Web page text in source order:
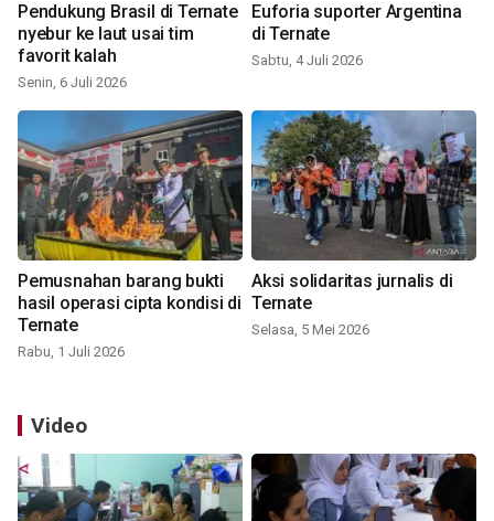
Pendukung Brasil di Ternate
nyebur ke laut usai tim
favorit kalah
Senin, 6 Juli 2026
Euforia suporter Argentina
di Ternate
Sabtu, 4 Juli 2026
Pemusnahan barang bukti
hasil operasi cipta kondisi di
Ternate
Rabu, 1 Juli 2026
Aksi solidaritas jurnalis di
Ternate
Selasa, 5 Mei 2026
Video